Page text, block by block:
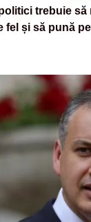
trebuie să
fel și să pună